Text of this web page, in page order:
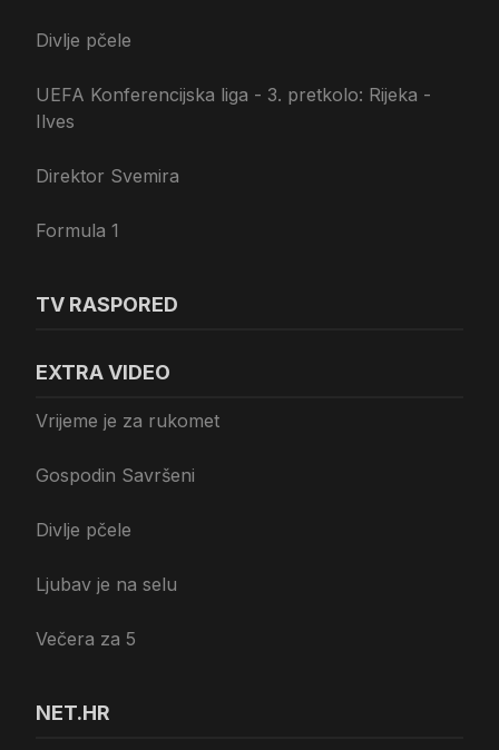
Divlje pčele
UEFA Konferencijska liga - 3. pretkolo: Rijeka -
Ilves
Direktor Svemira
Formula 1
TV RASPORED
EXTRA VIDEO
Vrijeme je za rukomet
Gospodin Savršeni
Divlje pčele
Ljubav je na selu
Večera za 5
NET.HR